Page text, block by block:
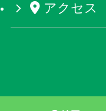
アクセス